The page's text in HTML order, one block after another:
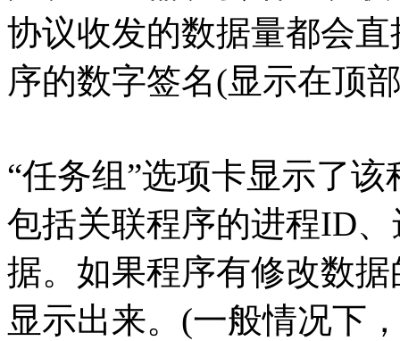
协议收发的数据量都会
序的数字签名(显示在顶
“任务组”选项卡显示了
包括关联程序的进程ID
据。如果程序有修改数
显示出来。(一般情况下